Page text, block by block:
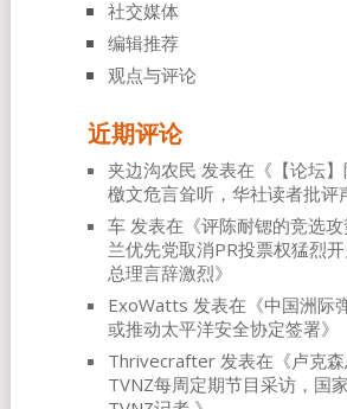
社交媒体
编辑推荐
观点与评论
近期评论
夹边沟农民 发表在《 【论坛
檄文危言耸听，华社读者批评
车发表在《评陈耐锶的竞选
兰优先党取消PR投票权猛烈
总理言辞激烈》
ExoWatts 发表在《中国洲际
或推动太平洋安全协定签署》
Thrivecrafter发表在《卢克
TVNZ每周定期节目采访，国